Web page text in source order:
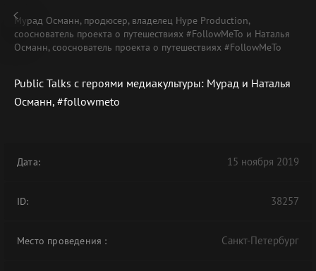
В АРХИВЕ
Мурад Османн, продюсер, владелец Hype Production,
сооснователь проекта о путешествиях #FollowMeTo и Наталья
Османн, сооснователь проекта о путешествиях #FollowMeTo
Public Talks с героями медиакультуры: Мурад и Наталья
Османн, #followmeto
Дата: 15 ноября 2019
ID: 38257
Место проведения : Санкт-Петербург